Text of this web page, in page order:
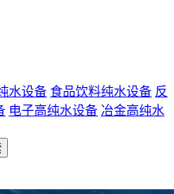
水设备 食品饮料纯水设备 反
电子高纯水设备 冶金高纯水